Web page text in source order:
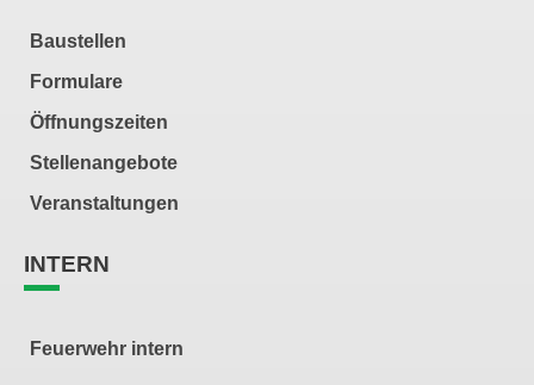
Baustellen
Formulare
Öffnungszeiten
Stellenangebote
Veranstaltungen
INTERN
Feuerwehr intern